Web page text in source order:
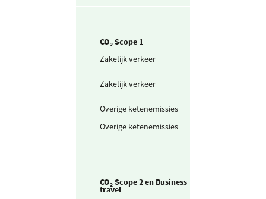
CO₂ Scope 1
Zakelijk verkeer
Zakelijk verkeer
Overige ketenemissies
Overige ketenemissies
CO₂ Scope 2 en Business
travel